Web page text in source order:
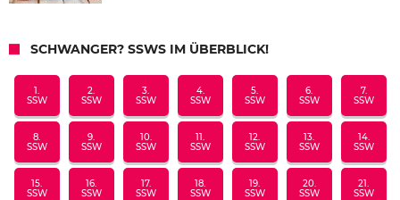
SCHWANGER? SSWS IM ÜBERBLICK!
1.
SSW
2.
SSW
3.
SSW
4.
SSW
5.
SSW
6.
SSW
7.
SSW
8.
SSW
9.
SSW
10.
SSW
11.
SSW
12.
SSW
13.
SSW
14.
SSW
15.
SSW
16.
SSW
17.
SSW
18.
SSW
19.
SSW
20.
SSW
21.
SSW